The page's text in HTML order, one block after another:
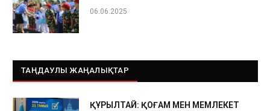
06.06.2025
ТАҢДАУЛЫ ЖАҢАЛЫҚТАР
ҚҰРЫЛТАЙ: ҚОҒАМ МЕН МЕМЛЕКЕТ